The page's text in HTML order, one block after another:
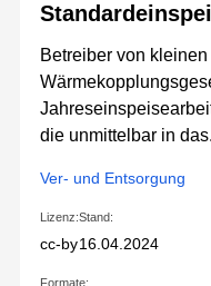
Betreiber von
die unmittelbar in
Ver- und Entsorgung
Lizenz:
cc-by
Stand:
16.04.2024
Formate: